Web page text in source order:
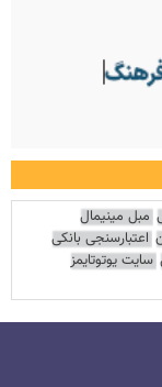
مبل مینیمال
اعتبارسنجی بانکی
سایت یوتوتایمز